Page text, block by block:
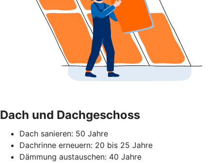
Dach und Dachgeschoss
Dach sanieren: 50 Jahre
Dachrinne erneuern: 20 bis 25 Jahre
Dämmung austauschen: 40 Jahre